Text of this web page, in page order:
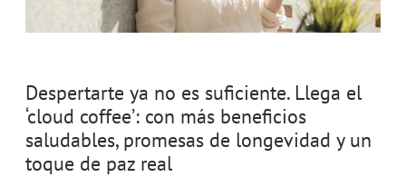
Despertarte ya no es suficiente. Llega el
‘cloud coffee’: con más beneficios
saludables, promesas de longevidad y un
toque de paz real